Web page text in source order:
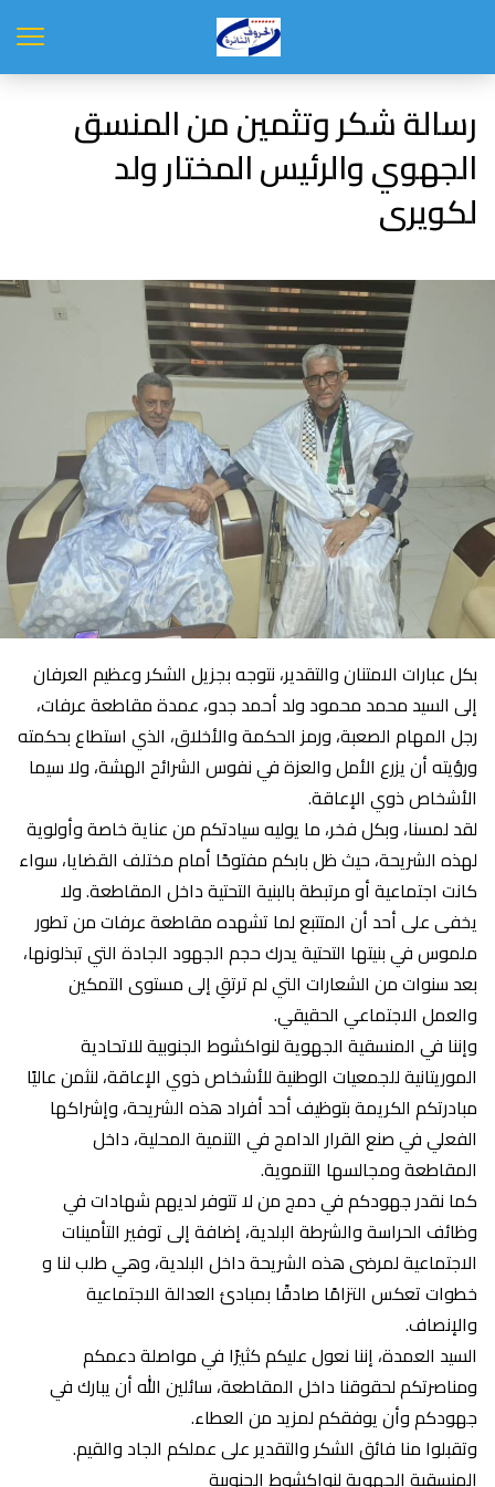
رسالة شكر وتثمين من المنسق
الجهوي والرئيس المختار ولد
لكويرى
بكل عبارات الامتنان والتقدير، نتوجه بجزيل الشكر وعظيم العرفان
إلى السيد محمد محمود ولد أحمد جدو، عمدة مقاطعة عرفات،
رجل المهام الصعبة، ورمز الحكمة والأخلاق، الذي استطاع بحكمته
ورؤيته أن يزرع الأمل والعزة في نفوس الشرائح الهشة، ولا سيما
الأشخاص ذوي الإعاقة.
لقد لمسنا، وبكل فخر، ما يوليه سيادتكم من عناية خاصة وأولوية
لهذه الشريحة، حيث ظل بابكم مفتوحًا أمام مختلف القضايا، سواء
كانت اجتماعية أو مرتبطة بالبنية التحتية داخل المقاطعة. ولا
يخفى على أحد أن المتتبع لما تشهده مقاطعة عرفات من تطور
ملموس في بنيتها التحتية يدرك حجم الجهود الجادة التي تبذلونها،
بعد سنوات من الشعارات التي لم ترتقِ إلى مستوى التمكين
والعمل الاجتماعي الحقيقي.
وإننا في المنسقية الجهوية لنواكشوط الجنوبية للاتحادية
الموريتانية للجمعيات الوطنية للأشخاص ذوي الإعاقة، لنثمن عاليًا
مبادرتكم الكريمة بتوظيف أحد أفراد هذه الشريحة، وإشراكها
الفعلي في صنع القرار الدامج في التنمية المحلية، داخل
المقاطعة ومجالسها التنموية.
كما نقدر جهودكم في دمج من لا تتوفر لديهم شهادات في
وظائف الحراسة والشرطة البلدية، إضافة إلى توفير التأمينات
الاجتماعية لمرضى هذه الشريحة داخل البلدية، وهي طلب لنا و
خطوات تعكس التزامًا صادقًا بمبادئ العدالة الاجتماعية
والإنصاف.
السيد العمدة، إننا نعول عليكم كثيرًا في مواصلة دعمكم
ومناصرتكم لحقوقنا داخل المقاطعة، سائلين الله أن يبارك في
جهودكم وأن يوفقكم لمزيد من العطاء.
وتقبلوا منا فائق الشكر والتقدير على عملكم الجاد والقيم.
المنسقية الجهوية لنواكشوط الجنوبية